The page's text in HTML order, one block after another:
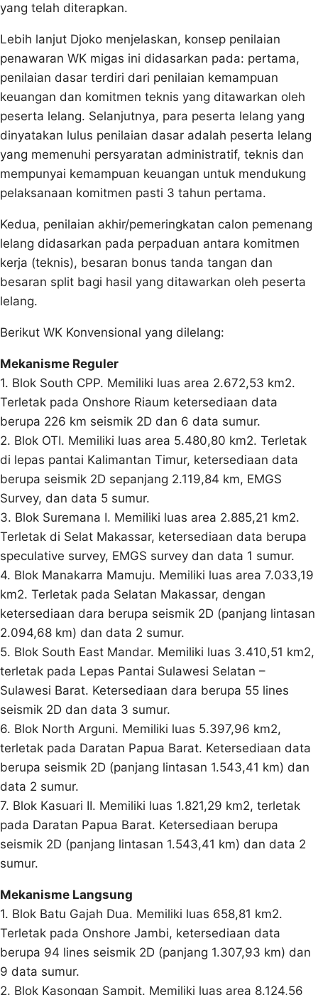
yang telah diterapkan.
Lebih lanjut Djoko menjelaskan, konsep penilaian
penawaran WK migas ini didasarkan pada: pertama,
penilaian dasar terdiri dari penilaian kemampuan
keuangan dan komitmen teknis yang ditawarkan oleh
peserta lelang. Selanjutnya, para peserta lelang yang
dinyatakan lulus penilaian dasar adalah peserta lelang
yang memenuhi persyaratan administratif, teknis dan
mempunyai kemampuan keuangan untuk mendukung
pelaksanaan komitmen pasti 3 tahun pertama.
Kedua, penilaian akhir/pemeringkatan calon pemenang
lelang didasarkan pada perpaduan antara komitmen
kerja (teknis), besaran bonus tanda tangan dan
besaran split bagi hasil yang ditawarkan oleh peserta
lelang.
Berikut WK Konvensional yang dilelang:
Mekanisme Reguler
1. Blok South CPP. Memiliki luas area 2.672,53 km2.
Terletak pada Onshore Riaum ketersediaan data
berupa 226 km seismik 2D dan 6 data sumur.
2. Blok OTI. Memiliki luas area 5.480,80 km2. Terletak
di lepas pantai Kalimantan Timur, ketersediaan data
berupa seismik 2D sepanjang 2.119,84 km, EMGS
Survey, dan data 5 sumur.
3. Blok Suremana I. Memiliki luas area 2.885,21 km2.
Terletak di Selat Makassar, ketersediaan data berupa
speculative survey, EMGS survey dan data 1 sumur.
4. Blok Manakarra Mamuju. Memiliki luas area 7.033,19
km2. Terletak pada Selatan Makassar, dengan
ketersediaan dara berupa seismik 2D (panjang lintasan
2.094,68 km) dan data 2 sumur.
5. Blok South East Mandar. Memiliki luas 3.410,51 km2,
terletak pada Lepas Pantai Sulawesi Selatan –
Sulawesi Barat. Ketersediaan dara berupa 55 lines
seismik 2D dan data 3 sumur.
6. Blok North Arguni. Memiliki luas 5.397,96 km2,
terletak pada Daratan Papua Barat. Ketersediaan data
berupa seismik 2D (panjang lintasan 1.543,41 km) dan
data 2 sumur.
7. Blok Kasuari II. Memiliki luas 1.821,29 km2, terletak
pada Daratan Papua Barat. Ketersediaan berupa
seismik 2D (panjang lintasan 1.543,41 km) dan data 2
sumur.
Mekanisme Langsung
1. Blok Batu Gajah Dua. Memiliki luas 658,81 km2.
Terletak pada Onshore Jambi, ketersediaan data
berupa 94 lines seismik 2D (panjang 1.307,93 km) dan
9 data sumur.
2. Blok Kasongan Sampit. Memiliki luas area 8.124,56